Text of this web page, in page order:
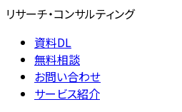
リサーチ・コンサルティング
資料DL
無料相談
お問い合わせ
サービス紹介